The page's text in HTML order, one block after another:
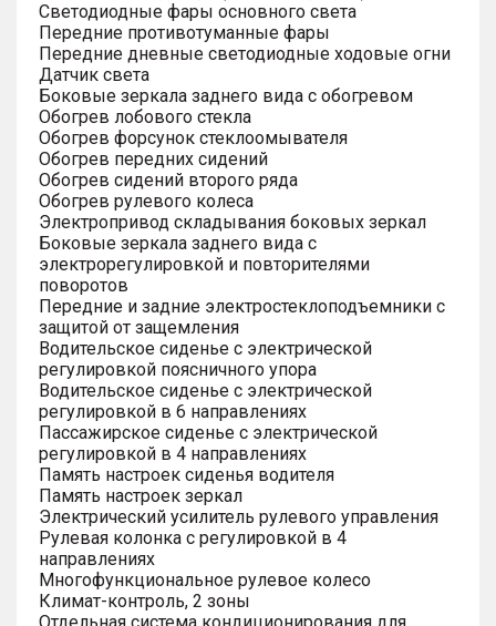
Светодиодные фары основного света
Передние противотуманные фары
Передние дневные светодиодные ходовые огни
Датчик света
Боковые зеркала заднего вида с обогревом
Обогрев лобового стекла
Обогрев форсунок стеклоомывателя
Обогрев передних сидений
Обогрев сидений второго ряда
Обогрев рулевого колеса
Электропривод складывания боковых зеркал
Боковые зеркала заднего вида с
электрорегулировкой и повторителями
поворотов
Передние и задние электростеклоподъемники с
защитой от защемления
Водительское сиденье с электрической
регулировкой поясничного упора
Водительское сиденье с электрической
регулировкой в 6 направлениях
Пассажирское сиденье с электрической
регулировкой в 4 направлениях
Память настроек сиденья водителя
Память настроек зеркал
Электрический усилитель рулевого управления
Рулевая колонка с регулировкой в 4
направлениях
Многофункциональное рулевое колесо
Климат-контроль, 2 зоны
Отдельная система кондиционирования для